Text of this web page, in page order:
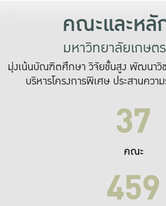
คณะและหลั
มหาวิทยาลัยเกษต
มุ่งเน้นบัณฑิตศึกษา วิจัยขั้นสูง พัฒนาวิช
บริหารโครงการพิเศษ ประสานควา
37
คณะ
459